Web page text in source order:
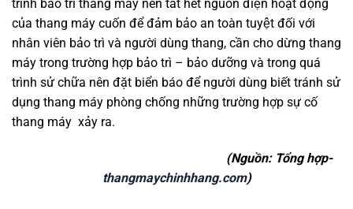
trình bảo trì thang máy nên tắt hết nguồn điện hoạt động
của thang máy cuốn để đảm bảo an toàn tuyệt đối với
nhân viên bảo trì và người dùng thang, cần cho dừng thang
máy trong trường hợp bảo trì – bảo dưỡng và trong quá
trình sử chữa nên đặt biển báo để người dùng biết tránh sử
dụng thang máy phòng chống những trường hợp sự cố
thang máy xảy ra.
(Nguồn: Tổng hợp-
thangmaychinhhang.com)